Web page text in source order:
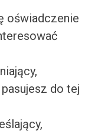
oświadczenie
do tej